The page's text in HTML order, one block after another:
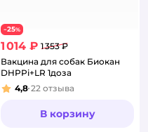
−25%
1 014 ₽ 1 353 ₽
Вакцина для собак Биокан
DHPPi+LR 1доза
Рейтинг:
4,8 22 отзыва
В корзину